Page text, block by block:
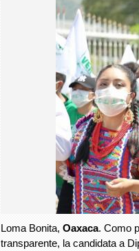
Loma Bonita, Oaxaca. Como
transparente, la candidata a